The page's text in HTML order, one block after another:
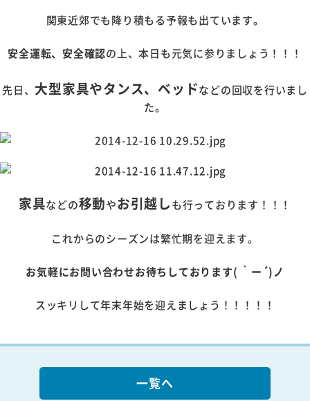
関東近郊でも降り積もる予報も出ています。
安全運転、安全確認の上、本日も元気に参りましょう！！！
先日、 大型家具やタンス、ベッドなどの回収を行いまし
た。
家具などの移動やお引越しも行っております！！！
これからのシーズンは繁忙期を迎えます。
お気軽にお問い合わせお待ちしております( ｀ー´)ノ
スッキリして年末年始を迎えましょう！！！！！
一覧へ